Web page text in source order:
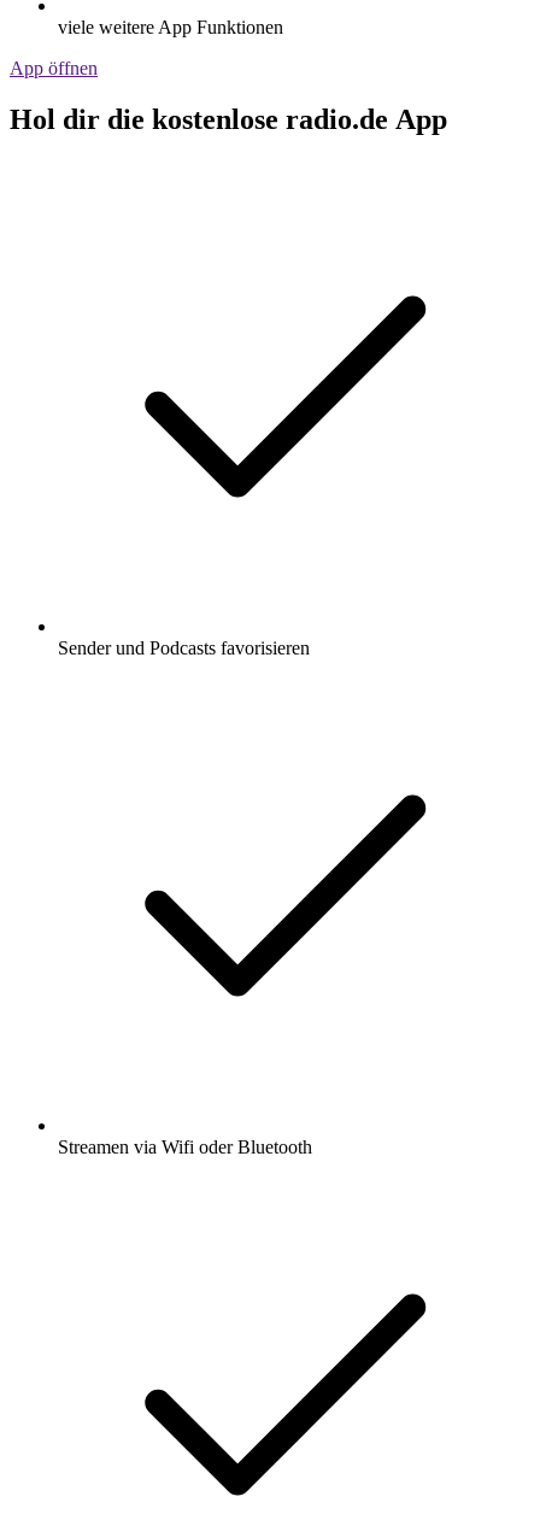
viele weitere App Funktionen
App öffnen
Hol dir die kostenlose radio.de App
Sender und Podcasts favorisieren
Streamen via Wifi oder Bluetooth